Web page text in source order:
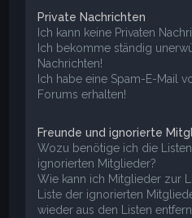
Private Nachrichten
Ich kann keine Privaten
Ich bekomme ständig
Nachrichten!
Ich habe eine Spam-E-Mail
Forums erhalten!
Freunde und ignorierte
Wozu benötige ich die
ignorierten Mitglieder?
Wie kann ich Mitglieder zur
Liste der ignorierten
wieder aus den Listen